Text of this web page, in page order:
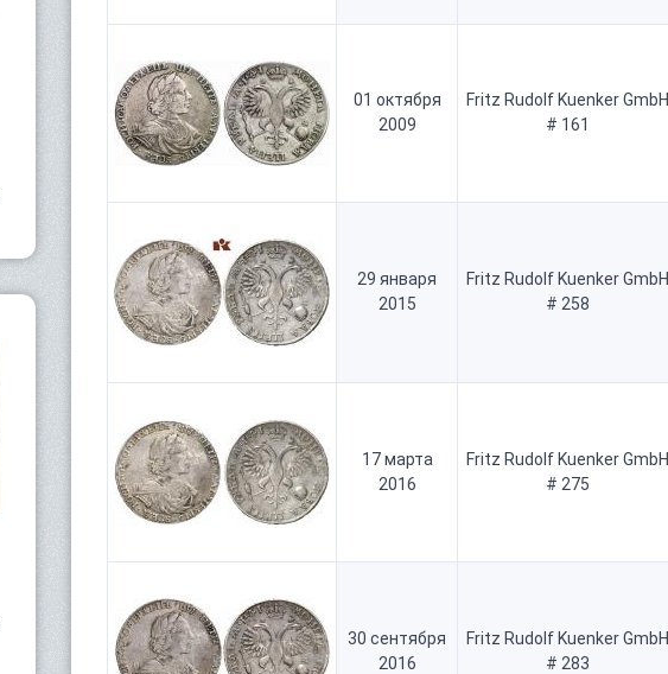
01 октября
2009
Fritz Rudolf Kuenker GmbH
# 161
29 января
2015
Fritz Rudolf Kuenker GmbH
# 258
17 марта
2016
Fritz Rudolf Kuenker GmbH
# 275
30 сентября
2016
Fritz Rudolf Kuenker GmbH
# 283